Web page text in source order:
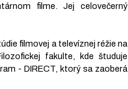
filme. Jej celovečerný
filmovej a televíznej réžie na
fakulte, kde študuje
- DIRECT, ktorý sa zaoberá